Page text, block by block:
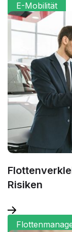
E-Mobilität
Risiken